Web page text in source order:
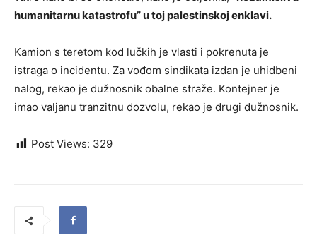
humanitarnu katastrofu” u toj palestinskoj enklavi.
Kamion s teretom kod lučkih je vlasti i pokrenuta je
istraga o incidentu. Za vođom sindikata izdan je uhidbeni
nalog, rekao je dužnosnik obalne straže. Kontejner je
imao valjanu tranzitnu dozvolu, rekao je drugi dužnosnik.
Post Views: 329